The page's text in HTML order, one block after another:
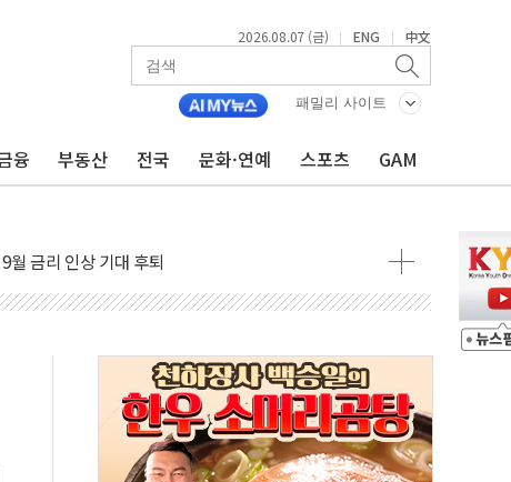
2026.08.07 (금) | ENG | 中文
패밀리 사이트
융 부동산 전국 문화·연예 스포츠 GAM
쇼크에 반도체주 '활짝'
려 후퇴…나스닥 선물 1%대 상승
결
드플레어·태양광주↑ VS 트레이드데스크·웬디스↓
톤 낮춰
항시 '시끌'
…수도권 집중 완화 전환점"
재… "전폭적 공급 확대·속도전 총력"